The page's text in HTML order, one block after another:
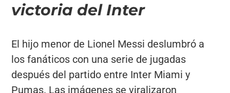
victoria del Inter
El hijo menor de Lionel Messi deslumbró a
los fanáticos con una serie de jugadas
después del partido entre Inter Miami y
Pumas. Las imágenes se viralizaron